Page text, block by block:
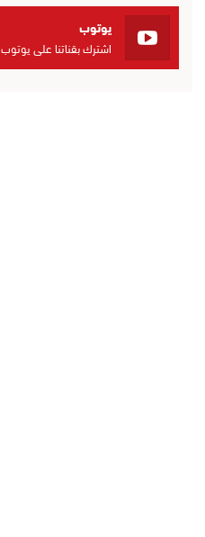
يوتوب
اشترك بقناتنا على يوتوب